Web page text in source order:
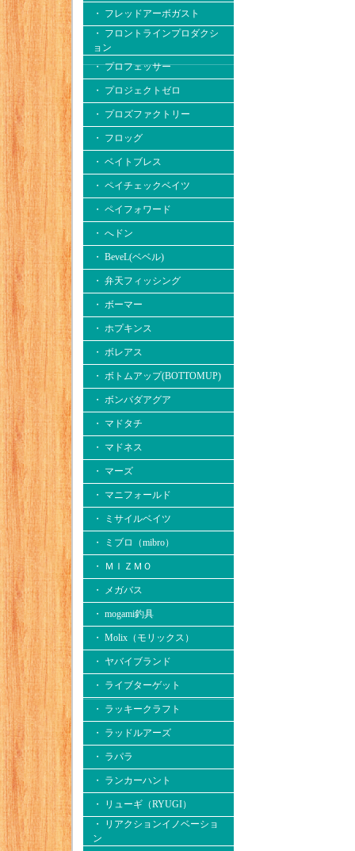
・ フレッドアーボガスト
・ フロントラインプロダクシ
ョン
・ プロフェッサー
・ プロジェクトゼロ
・ プロズファクトリー
・ フロッグ
・ ベイトブレス
・ ペイチェックベイツ
・ ペイフォワード
・ へドン
・ BeveL(ベベル)
・ 弁天フィッシング
・ ボーマー
・ ホプキンス
・ ボレアス
・ ボトムアップ(BOTTOMUP)
・ ボンバダアグア
・ マドタチ
・ マドネス
・ マーズ
・ マニフォールド
・ ミサイルベイツ
・ ミブロ（mibro）
・ ＭＩＺＭＯ
・ メガバス
・ mogami釣具
・ Molix（モリックス）
・ ヤバイブランド
・ ライブターゲット
・ ラッキークラフト
・ ラッドルアーズ
・ ラパラ
・ ランカーハント
・ リューギ（RYUGI）
・ リアクションイノベーショ
ン